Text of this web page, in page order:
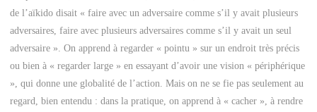
de l’aïkido disait « faire avec un adversaire comme s’il y avait plusieurs
adversaires, faire avec plusieurs adversaires comme s’il y avait un seul
adversaire ». On apprend à regarder « pointu » sur un endroit très précis
ou bien à « regarder large » en essayant d’avoir une vision « périphérique
», qui donne une globalité de l’action. Mais on ne se fie pas seulement au
regard, bien entendu : dans la pratique, on apprend à « cacher », à rendre